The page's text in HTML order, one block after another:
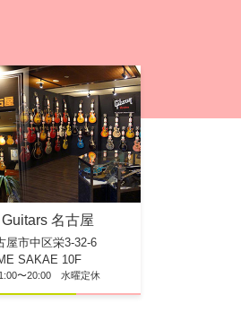
名古屋
屋市中区栄3-32-6
SAKAE 10F
〜20:00 水曜定休